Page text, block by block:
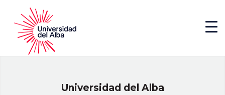
Universidad del Alba